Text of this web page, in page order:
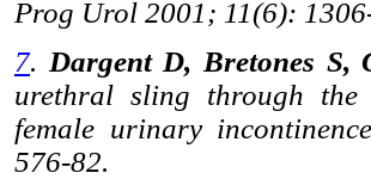
Prog Urol 2001; 11(6):
7. Dargent D, Bretones
urethral sling through the
female urinary
576-82.